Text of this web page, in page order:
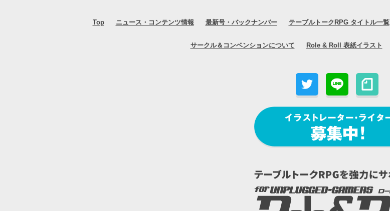
Top ニュース・コンテンツ情報 最新号・バックナンバー テーブルトークRPG タイトル一覧
サークル＆コンベンションについて Role & Roll 表紙イラスト